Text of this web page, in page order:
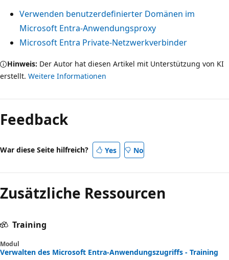
Verwenden benutzerdefinierter Domänen im
Microsoft Entra-Anwendungsproxy
Microsoft Entra Private-Netzwerkverbinder
Hinweis: Der Autor hat diesen Artikel mit Unterstützung von KI
erstellt. Weitere Informationen
Feedback
War diese Seite hilfreich? Yes No
Zusätzliche Ressourcen
Training
Modul
Verwalten des Microsoft Entra-Anwendungszugriffs - Training